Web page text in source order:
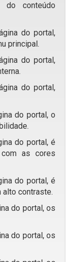
do conteúdo
do portal,
principal.
do portal,
do portal,
do portal, o
do portal, é
as cores
do portal, é
alto contraste.
do portal, os
do portal, os